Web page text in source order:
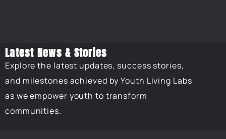
Latest News & Stories
Explore the latest updates, success stories,
and milestones achieved by Youth Living Labs
as we empower youth to transform
communities.